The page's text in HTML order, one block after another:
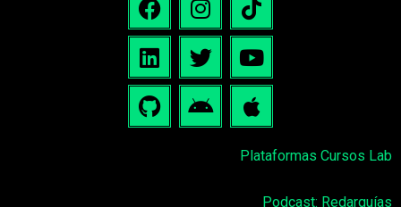
Plataformas Cursos Lab
Podcast: Redarquías